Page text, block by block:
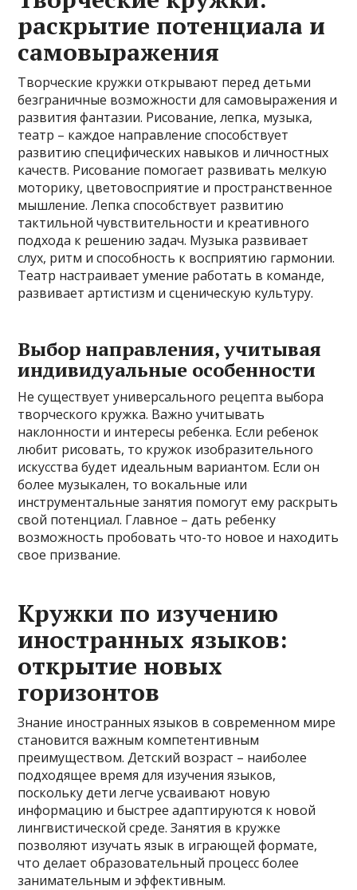
раскрытие потенциала и
самовыражения
Творческие кружки открывают перед детьми
безграничные возможности для самовыражения и
развития фантазии. Рисование, лепка, музыка,
театр – каждое направление способствует
развитию специфических навыков и личностных
качеств. Рисование помогает развивать мелкую
моторику, цветовосприятие и пространственное
мышление. Лепка способствует развитию
тактильной чувствительности и креативного
подхода к решению задач. Музыка развивает
слух, ритм и способность к восприятию гармонии.
Театр настраивает умение работать в команде,
развивает артистизм и сценическую культуру.
Выбор направления, учитывая
индивидуальные особенности
Не существует универсального рецепта выбора
творческого кружка. Важно учитывать
наклонности и интересы ребенка. Если ребенок
любит рисовать, то кружок изобразительного
искусства будет идеальным вариантом. Если он
более музыкален, то вокальные или
инструментальные занятия помогут ему раскрыть
свой потенциал. Главное – дать ребенку
возможность пробовать что-то новое и находить
свое призвание.
Кружки по изучению
иностранных языков:
открытие новых
горизонтов
Знание иностранных языков в современном мире
становится важным компетентивным
преимуществом. Детский возраст – наиболее
подходящее время для изучения языков,
поскольку дети легче усваивают новую
информацию и быстрее адаптируются к новой
лингвистической среде. Занятия в кружке
позволяют изучать язык в играющей формате,
что делает образовательный процесс более
занимательным и эффективным.